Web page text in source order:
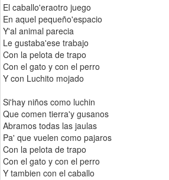
El caballo'eraotro juego
En aquel pequeño'espacio
Y'al animal parecia
Le gustaba'ese trabajo
Con la pelota de trapo
Con el gato y con el perro
Y con Luchito mojado
Si'hay niños como luchin
Que comen tierra'y gusanos
Abramos todas las jaulas
Pa' que vuelen como pajaros
Con la pelota de trapo
Con el gato y con el perro
Y tambien con el caballo